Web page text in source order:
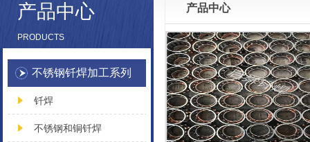
产品中心
PRODUCTS
不锈钢钎焊加工系列
钎焊
不锈钢和铜钎焊
产品中心